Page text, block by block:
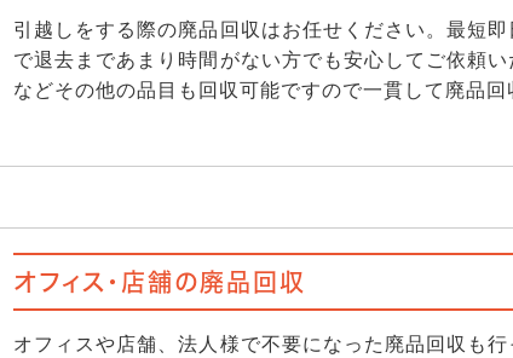
引越しをする際の廃品回収はお任せください。最短
で退去まであまり時間がない方でも安心してご依頼
などその他の品目も回収可能ですので一貫して廃品
オフィス・店舗の廃品回収
オフィスや店舗、法人様で不要になった廃品回収も